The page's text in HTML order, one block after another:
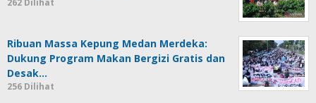
262 Dilihat
Ribuan Massa Kepung Medan Merdeka:
Dukung Program Makan Bergizi Gratis dan
Desak…
256 Dilihat